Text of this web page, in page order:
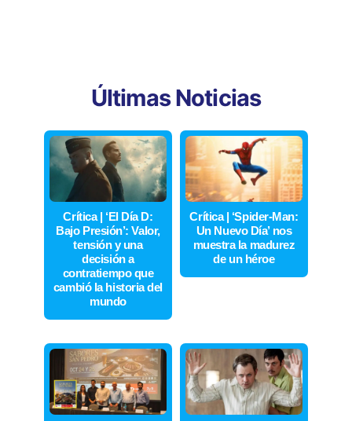
Últimas Noticias
Crítica | ‘El Día D:
Bajo Presión’: Valor,
tensión y una
decisión a
contratiempo que
cambió la historia del
mundo
Crítica | ‘Spider-Man:
Un Nuevo Día’ nos
muestra la madurez
de un héroe